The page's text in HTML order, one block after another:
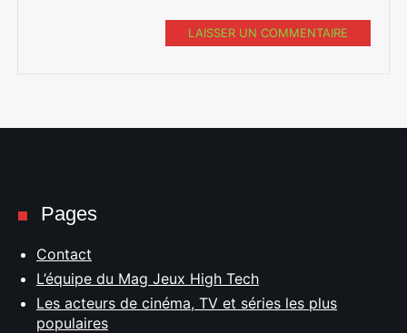
LAISSER UN COMMENTAIRE
Pages
Contact
L’équipe du Mag Jeux High Tech
Les acteurs de cinéma, TV et séries les plus
populaires